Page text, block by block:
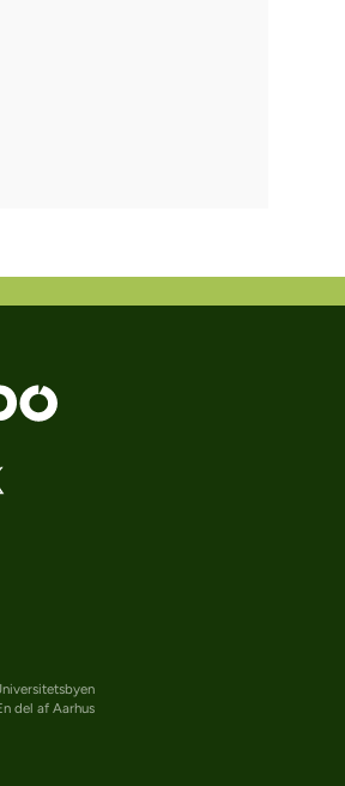
del af Aarhus